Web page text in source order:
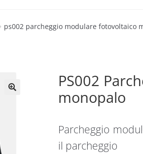
Produttori Sample Page Shop
ps002 parcheggio modulare fotovoltaico
PS002
monopalo
Parcheggio
il parcheggio